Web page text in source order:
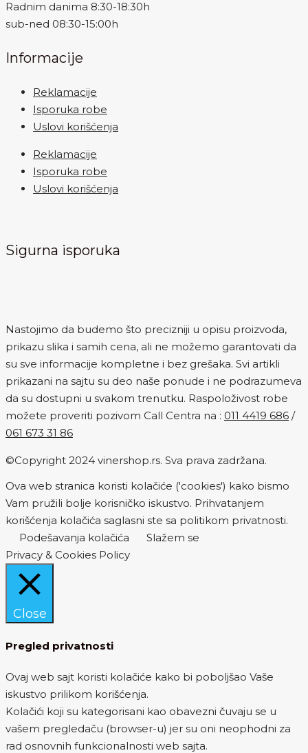
Radnim danima 8:30-18:30h
sub-ned 08:30-15:00h
Informacije
Reklamacije
Isporuka robe
Uslovi korišćenja
Reklamacije
Isporuka robe
Uslovi korišćenja
Sigurna isporuka
Nastojimo da budemo što precizniji u opisu proizvoda,
prikazu slika i samih cena, ali ne možemo garantovati da
su sve informacije kompletne i bez grešaka. Svi artikli
prikazani na sajtu su deo naše ponude i ne podrazumeva
da su dostupni u svakom trenutku. Raspoloživost robe
možete proveriti pozivom Call Centra na : 011 4419 686 /
061 673 31 86
©Copyright 2024 vinershop.rs. Sva prava zadržana.
Ova web stranica koristi kolačiće ('cookies') kako bismo
Vam pružili bolje korisničko iskustvo. Prihvatanjem
korišćenja kolačića saglasni ste sa politikom privatnosti.
Podešavanja kolačića
Slažem se
Privacy & Cookies Policy
Close
Pregled privatnosti
Ovaj web sajt koristi kolačiće kako bi poboljšao Vaše
iskustvo prilikom korišćenja.
Kolačići koji su kategorisani kao obavezni čuvaju se u
vašem pregledaču (browser-u) jer su oni neophodni za
rad osnovnih funkcionalnosti web sajta.